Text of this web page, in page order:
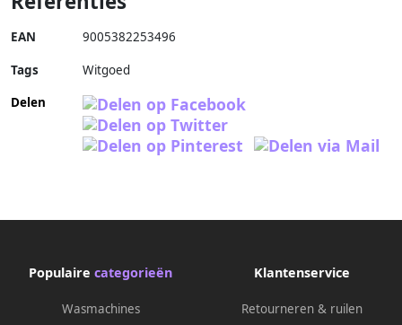
EAN 9005382253496
Tags
Witgoed
Delen
Populaire categorieën
Wasmachines
Klantenservice
Retourneren & ruilen